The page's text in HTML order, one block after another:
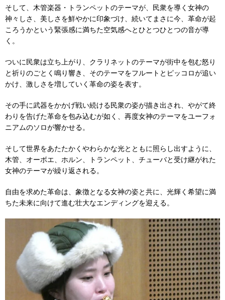
そして、木管楽器・トランペットのテーマが、民衆を導く女神の
神々しさ、美しさを鮮やかに印象づけ、続いてまさに今、革命が起
ころうかという緊張感に満ちた空気感へとひとつひとつの音が導
く。
ついに民衆は立ち上がり、クラリネットのテーマが街中を包む怒り
と祈りのごとく鳴り響き、そのテーマをフルートとピッコロが追い
かけ、激しさを増していく革命の姿を表す。
その手に武器をかかげ戦い続ける民衆の姿が描き出され、やがて終
わりを告げた革命を包み込むが如く、再度女神のテーマをユーフォ
ニアムのソロが響かせる。
そして世界をあたたかくやわらかな光とともに照らし出すように、
木管、オーボエ、ホルン、トランペット、チューバと受け継がれた
女神のテーマが繰り返される。
自由を求めた革命は、象徴となる女神の姿と共に、光輝く希望に満
ちた未来に向けて進む壮大なエンディングを迎える。